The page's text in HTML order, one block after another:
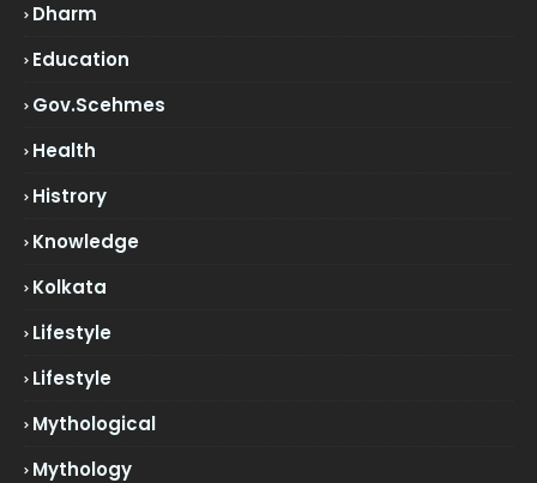
Dharm
Education
Gov.scehmes
Health
Histrory
Knowledge
Kolkata
Lifestyle
Lifestyle
Mythological
Mythology